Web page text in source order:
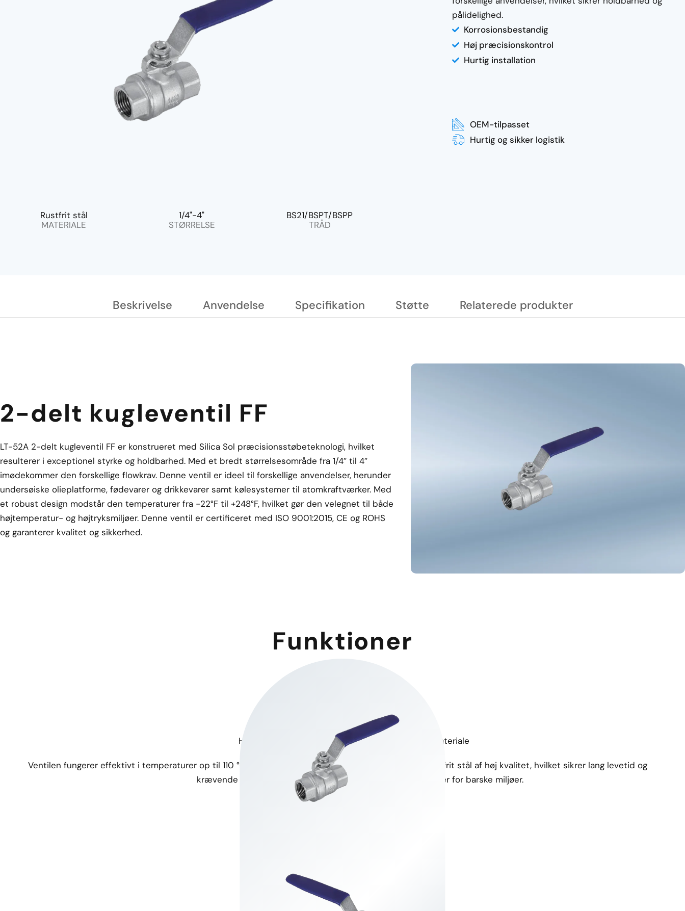
Rustfrit stål
MATERIALE
1/4"-4"
STØRRELSE
BS21/BSPT/BSPP
TRÅD
pålidelighed.
Korrosionsbestandig
Høj præcisionskontrol
Hurtig installation
OEM-tilpasset
Hurtig og sikker logistik
Beskrivelse Anvendelse Specifikation Støtte Relaterede produkter
2-delt kugleventil FF
LT-52A 2-delt kugleventil FF er konstrueret med Silica Sol præcisionsstøbeteknologi, hvilket
resulterer i exceptionel styrke og holdbarhed. Med et bredt størrelsesområde fra 1/4″ til 4″
imødekommer den forskellige flowkrav. Denne ventil er ideel til forskellige anvendelser, herunder
undersøiske olieplatforme, fødevarer og drikkevarer samt kølesystemer til atomkraftværker. Med
et robust design modstår den temperaturer fra -22°F til +248°F, hvilket gør den velegnet til både
højtemperatur- og højtryksmiljøer. Denne ventil er certificeret med ISO 9001:2015, CE og ROHS
og garanterer kvalitet og sikkerhed.
Funktioner
Høj temperaturmodstand
Ventilen fungerer effektivt i temperaturer op til 110 °C, hvilket gør den ideel til
krævende industrielle applikationer.
Korrosionsbestandigt materiale
Den er fremstillet af rustfrit stål af høj kvalitet, hvilket sikrer lang levetid og
modstandsdygtighed over for barske miljøer.